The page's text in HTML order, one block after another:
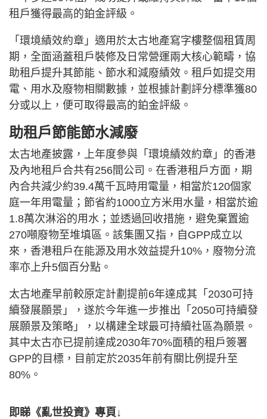
租戶獲得最高的鉑金評級。
「環境績效約章」適用於太古地產寫字樓整個租賃周
期，全面涵蓋租戶裝修及日常營運兩大核心範疇，協
助租戶提升其節能、節水和減廢績效。租戶如提交用
電、用水及廢物相關數據，並根據計劃評分標準獲80
分或以上，便可取得最高的鉑金評級。
助租戶節能節水減廢
太古地產披露，上年度參與「環境績效約章」的香港
及內地租戶合共有256間公司。在香港租戶方面，期
內合共減少約39.4萬千瓦時用電量，相當於120個家
庭一年用電量；節省約1000立方米用水量，相當於逾
1.8萬次淋浴的用水；並透過回收措施，避免棄置逾
270噸廢物至堆填區。該集團又指，自GPP成立以
來，香港租戶在能源及用水效益提升10%，廢物分流
率亦上升5個百分點。
太古地產早前較原定計劃提前6年達成其「2030可持
續發展願景」，遂於今年進一步推出「2050可持續發
展願景及策略」，以構建全球最可持續社區為願景。
其中太古亦已提前達成2030年70%面積的租戶簽署
GPP的目標，目前定於2035年前有關比例提升至
80%。
即睇《亂世投資》專頁↓